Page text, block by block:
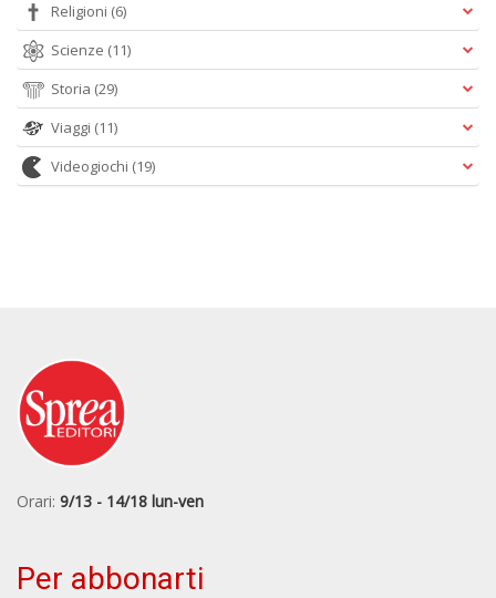
Religioni (6)
Scienze (11)
Storia (29)
Viaggi (11)
Videogiochi (19)
Orari: 9/13 - 14/18 lun-ven
Per abbonarti